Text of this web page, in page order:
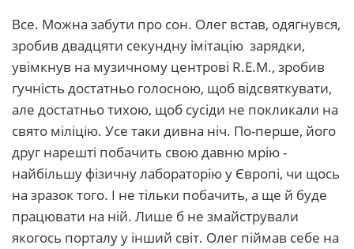
Все. Можна забути про сон. Олег встав, одягнувся,
зробив двадцяти секундну імітацію зарядки,
увімкнув на музичному центрові R.E.M., зробив
гучність достатньо голосною, щоб відсвяткувати,
але достатньо тихою, щоб сусіди не покликали на
свято міліцію. Усе таки дивна ніч. По-перше, його
друг нарешті побачить свою давню мрію -
найбільшу фізичну лабораторію у Європі, чи щось
на зразок того. І не тільки побачить, а ще й буде
працювати на ній. Лише б не змайстрували
якогось порталу у інший світ. Олег піймав себе на